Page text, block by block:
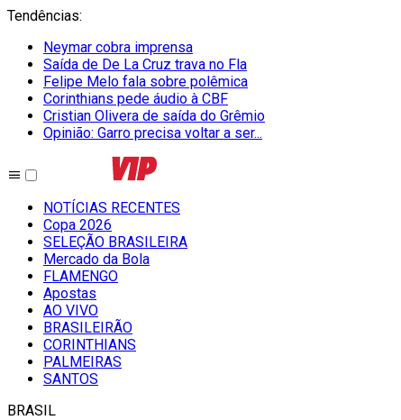
Tendências:
Neymar cobra imprensa
Saída de De La Cruz trava no Fla
Felipe Melo fala sobre polêmica
Corinthians pede áudio à CBF
Cristian Olivera de saída do Grêmio
Opinião: Garro precisa voltar a ser...
NOTÍCIAS RECENTES
Copa 2026
SELEÇÃO BRASILEIRA
Mercado da Bola
FLAMENGO
Apostas
AO VIVO
BRASILEIRÃO
CORINTHIANS
PALMEIRAS
SANTOS
BRASIL